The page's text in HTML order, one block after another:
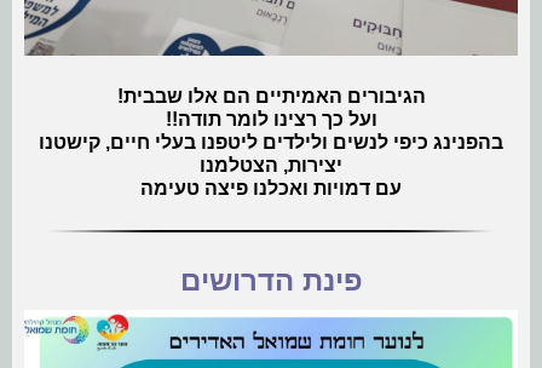
הגיבורים האמיתיים הם אלו שבבית!
ועל כך רצינו לומר תודה!!
בהפנינג כיפי לנשים ולילדים ליטפנו בעלי חיים, קישטנו
יצירות, הצטלמנו
עם דמויות ואכלנו פיצה טעימה
פינת הדרושים